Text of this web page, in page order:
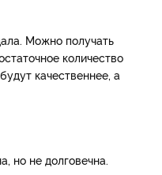
Можно получать
количество
качественнее, а
но не долговечна.